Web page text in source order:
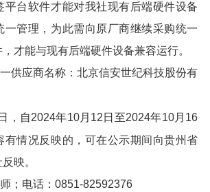
平台软件才能对我社现有后端硬件设备
一管理，为此需向原厂商继续采购统一
才能与现有后端硬件设备兼容运行。
供应商名称：北京信安世纪科技股份有
，自2024年10月12日至2024年10月16
有情况反映的，可在公示期间向贵州省
映。
；电话：0851-82592376